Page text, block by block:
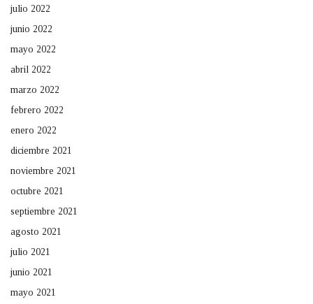
julio 2022
junio 2022
mayo 2022
abril 2022
marzo 2022
febrero 2022
enero 2022
diciembre 2021
noviembre 2021
octubre 2021
septiembre 2021
agosto 2021
julio 2021
junio 2021
mayo 2021